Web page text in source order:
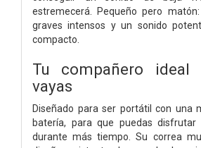
estremecerá. Pequeño pero
graves intensos y un sonido
compacto.
Tu compañero ideal
vayas
Diseñado para ser portátil con una
batería, para que puedas disfrutar
durante más tiempo. Su correa